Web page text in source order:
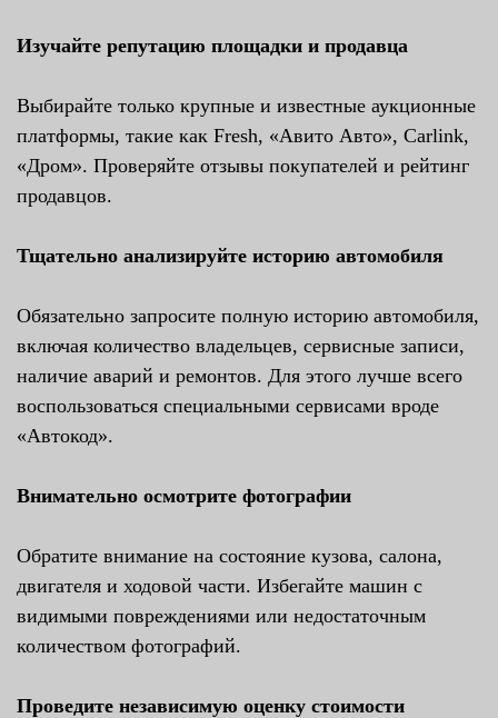
Изучайте репутацию площадки и продавца
Выбирайте только крупные и известные аукционные
платформы, такие как Fresh, «Авито Авто», Carlink,
«Дром». Проверяйте отзывы покупателей и рейтинг
продавцов.
Тщательно анализируйте историю автомобиля
Обязательно запросите полную историю автомобиля,
включая количество владельцев, сервисные записи,
наличие аварий и ремонтов. Для этого лучше всего
воспользоваться специальными сервисами вроде
«Автокод».
Внимательно осмотрите фотографии
Обратите внимание на состояние кузова, салона,
двигателя и ходовой части. Избегайте машин с
видимыми повреждениями или недостаточным
количеством фотографий.
Проведите независимую оценку стоимости